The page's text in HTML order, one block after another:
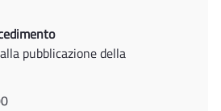
pubblicazione della